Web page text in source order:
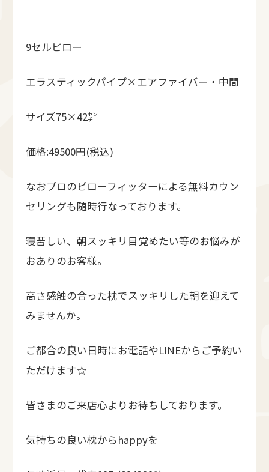
9セルピロー
エラスティックパイプ×エアファイバー・中間
サイズ75×42㌢
価格:49500円(税込)
なおプロのピローフィッターによる無料カウン
セリングも随時行なっております。
寝苦しい、朝スッキリ目覚めたい等のお悩みが
おありのお客様。
高さ感触の合った枕でスッキリした朝を迎えて
みませんか。
ご都合の良い日時にお電話やLINEからご予約い
ただけます☆
皆さまのご来店心よりお待ちしております。
気持ちの良い枕からhappyを